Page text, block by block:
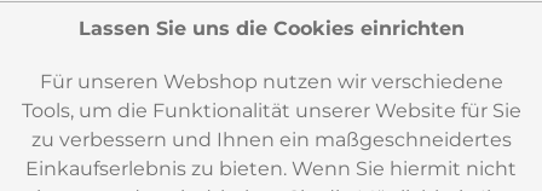
Lassen Sie uns die Cookies einrichten
Für unseren Webshop nutzen wir verschiedene
Tools, um die Funktionalität unserer Website für Sie
zu verbessern und Ihnen ein maßgeschneidertes
Einkaufserlebnis zu bieten. Wenn Sie hiermit nicht